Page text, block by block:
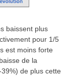
baissent plus
pour 1/5
est moins forte
de la
de plus cette